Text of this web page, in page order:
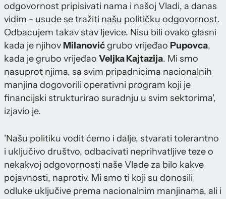
odgovornost pripisivati nama i našoj Vladi, a danas
vidim - usude se tražiti našu političku odgovornost.
Odbacujem takav stav ljevice. Nisu bili ovako glasni
kada je njihov Milanovićgrubo vrijeđao Pupovca,
kada je grubo vrijeđao Veljka Kajtazija. Mi smo
nasuprot njima, sa svim pripadnicima nacionalnih
manjina dogovorili operativni program koji je
financijski strukturirao suradnju u svim sektorima',
izjavio je.
'Našu politiku vodit ćemo i dalje, stvarati tolerantno
i uključivo društvo, odbacivati neprihvatljive teze o
nekakvoj odgovornosti naše Vlade za bilo kakve
pojavnosti, naprotiv. Mi smo ti koji su donosili
odluke uključive prema nacionalnim manjinama, ali i